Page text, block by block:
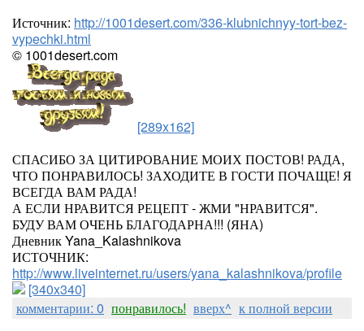
Источник: http://1001desert.com/336-klubnichnyy-tort-bez-
vypechki.html
© 1001desert.com
[289x162]
СПАСИБО ЗА ЦИТИРОВАНИЕ МОИХ ПОСТОВ! РАДА,
ЧТО ПОНРАВИЛОСЬ! ЗАХОДИТЕ В ГОСТИ ПОЧАЩЕ! Я
ВСЕГДА ВАМ РАДА!
А ЕСЛИ НРАВИТСЯ РЕЦЕПТ - ЖМИ "НРАВИТСЯ".
БУДУ ВАМ ОЧЕНЬ БЛАГОДАРНА!!! (ЯНА)
Дневник Yana_Kalashnikova
ИСТОЧНИК:
http://www.liveinternet.ru/users/yana_kalashnikova/profile
[340x340]
комментарии: 0 понравилось! вверх^ к полной версии